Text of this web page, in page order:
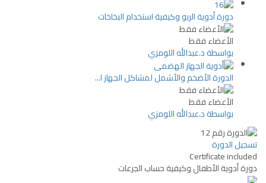
دورة أدوية الربو وكيفية استخدام البخاخات
الأعضاء فقط
بواسطة د.عبدالله اللومزي
الدورة الأضخم والأشمل لمشاكل الجهاز ا...
الأعضاء فقط
بواسطة د.عبدالله اللومزي
تسجيل الدورة
Certificate included
دورة أدوية الأطفال وكيفية حساب الجرعات